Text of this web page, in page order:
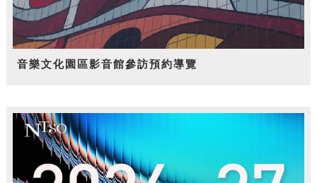
音樂文化園區影音館參訪預約導覽